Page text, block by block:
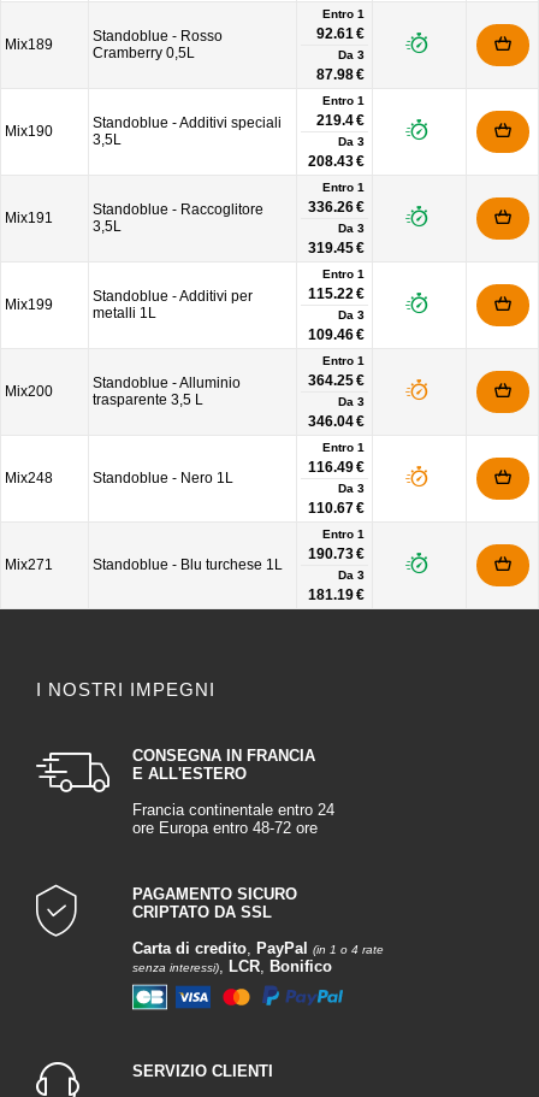
Mix189
Standoblue - Rosso
Cramberry 0,5L
Entro 1
92.61 €
Da 3
87.98 €
Mix190
Standoblue - Additivi speciali
3,5L
Entro 1
219.4 €
Da 3
208.43 €
Mix191
Standoblue - Raccoglitore
3,5L
Entro 1
336.26 €
Da 3
319.45 €
Mix199
Standoblue - Additivi per
metalli 1L
Entro 1
115.22 €
Da 3
109.46 €
Mix200
Standoblue - Alluminio
trasparente 3,5 L
Entro 1
364.25 €
Da 3
346.04 €
Mix248 Standoblue - Nero 1L
Entro 1
116.49 €
Da 3
110.67 €
Mix271 Standoblue - Blu turchese 1L
Entro 1
190.73 €
Da 3
181.19 €
I NOSTRI IMPEGNI
CONSEGNA IN FRANCIA
E ALL'ESTERO
Francia continentale entro 24
ore Europa entro 48-72 ore
PAGAMENTO SICURO
CRIPTATO DA SSL
Carta di credito, PayPal
(in 1 o 4 rate
senza interessi), LCR, Bonifico
SERVIZIO CLIENTI